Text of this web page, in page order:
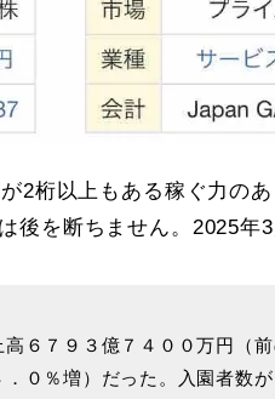
2桁以上もある稼ぐ力の
後を断ちません。2025年
６７９３億７４００万円（
０％増）だった。入園者数